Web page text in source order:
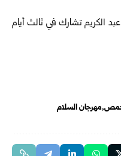
مهرجان السلام